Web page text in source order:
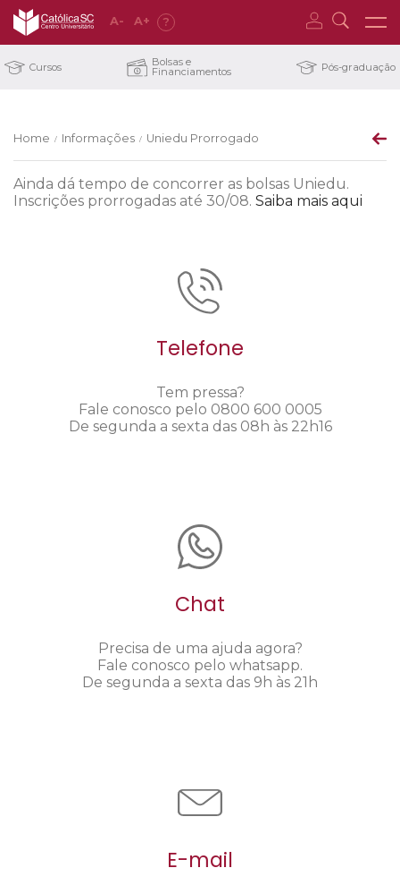
A- A+ ?
Cursos Bolsas e
Financiamentos Pós-graduação
Home / Informações / Uniedu Prorrogado
Ainda dá tempo de concorrer as bolsas Uniedu.
Inscrições prorrogadas até 30/08. Saiba mais aqui
Telefone
Tem pressa?
Fale conosco pelo 0800 600 0005
De segunda a sexta das 08h às 22h16
Chat
Precisa de uma ajuda agora?
Fale conosco pelo whatsapp.
De segunda a sexta das 9h às 21h
E-mail